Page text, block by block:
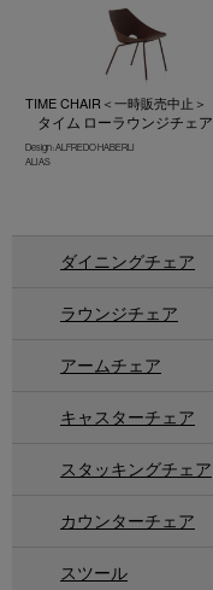
TIME CHAIR＜一時販売中止＞
タイム ローラウンジチェア
Design : ALFREDO HABERLI
ALIAS
ダイニングチェア
ラウンジチェア
アームチェア
キャスターチェア
スタッキングチェア
カウンターチェア
スツール